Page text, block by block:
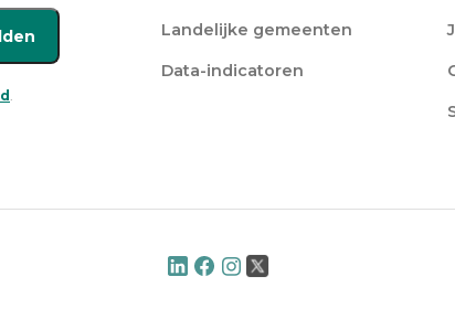
.
Landelijke gemeenten
Data-indicatoren